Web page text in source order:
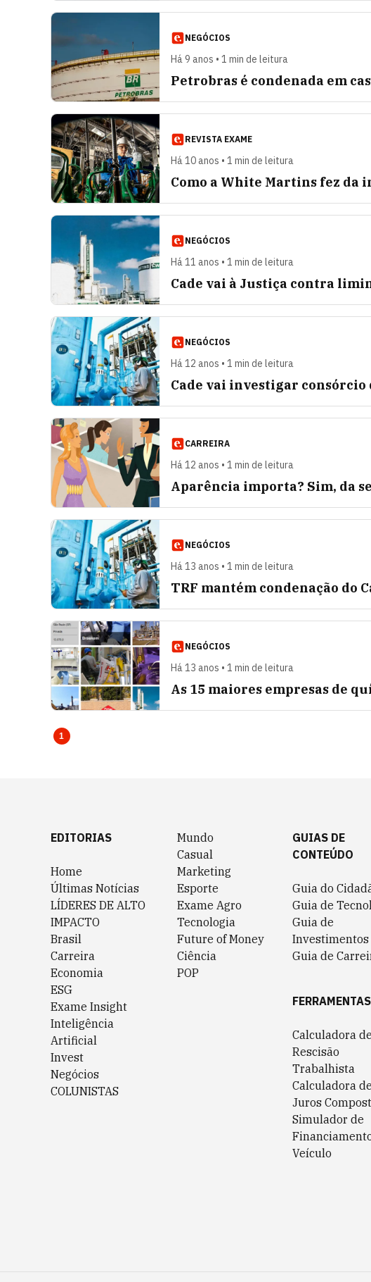
NEGÓCIOS
Há 9 anos • 1 min de leitura
Petrobras é condenada em
REVISTA EXAME
Há 10 anos • 1 min de leitura
Como a White Martins fez da
NEGÓCIOS
Há 11 anos • 1 min de leitura
Cade vai à Justiça contra
NEGÓCIOS
Há 12 anos • 1 min de leitura
Cade vai investigar
CARREIRA
Há 12 anos • 1 min de leitura
Aparência importa? Sim, da
NEGÓCIOS
Há 13 anos • 1 min de leitura
TRF mantém condenação do
NEGÓCIOS
Há 13 anos • 1 min de leitura
As 15 maiores empresas de
1
EDITORIAS
Home
Últimas Notícias
LÍDERES DE ALTO
IMPACTO
Brasil
Carreira
Economia
ESG
Exame Insight
Inteligência
Artificial
Invest
Negócios
COLUNISTAS
Mundo
Casual
Marketing
Esporte
Exame Agro
Tecnologia
Future of Money
Ciência
POP
GUIAS DE
CONTEÚDO
Guia do
Guia de
Guia de
Investimentos
Guia de
FERRAMENTAS
Calculadora de
Rescisão
Trabalhista
Calculadora de
Juros
Simulador de
Veículo